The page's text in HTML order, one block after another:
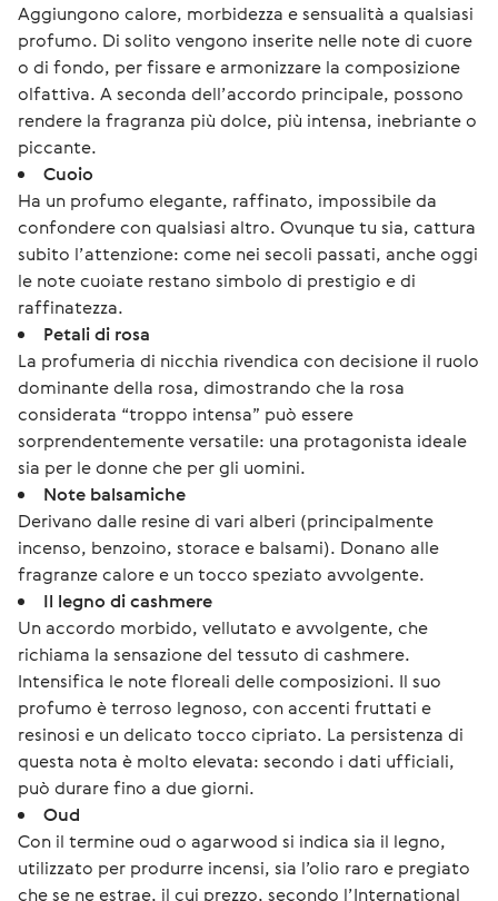
Aggiungono calore, morbidezza e sensualità a qualsiasi
profumo. Di solito vengono inserite nelle note di cuore
o di fondo, per fissare e armonizzare la composizione
olfattiva. A seconda dell’accordo principale, possono
rendere la fragranza più dolce, più intensa, inebriante o
piccante.
Cuoio
Ha un profumo elegante, raffinato, impossibile da
confondere con qualsiasi altro. Ovunque tu sia, cattura
subito l’attenzione: come nei secoli passati, anche oggi
le note cuoiate restano simbolo di prestigio e di
raffinatezza.
Petali di rosa
La profumeria di nicchia rivendica con decisione il ruolo
dominante della rosa, dimostrando che la rosa
considerata “troppo intensa” può essere
sorprendentemente versatile: una protagonista ideale
sia per le donne che per gli uomini.
Note balsamiche
Derivano dalle resine di vari alberi (principalmente
incenso, benzoino, storace e balsami). Donano alle
fragranze calore e un tocco speziato avvolgente.
Il legno di cashmere
Un accordo morbido, vellutato e avvolgente, che
richiama la sensazione del tessuto di cashmere.
Intensifica le note floreali delle composizioni. Il suo
profumo è terroso legnoso, con accenti fruttati e
resinosi e un delicato tocco cipriato. La persistenza di
questa nota è molto elevata: secondo i dati ufficiali,
può durare fino a due giorni.
Oud
Con il termine oud o agarwood si indica sia il legno,
utilizzato per produrre incensi, sia l’olio raro e pregiato
che se ne estrae, il cui prezzo, secondo l’International